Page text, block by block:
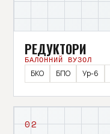
РЕДУКТОРИ
БАЛОННИЙ ВУЗОЛ
БКО
БПО Ур-6
02